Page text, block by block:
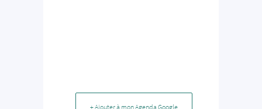
+ Ajouter à mon Agenda Google